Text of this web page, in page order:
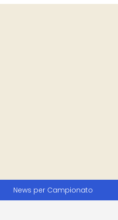
News per Campionato